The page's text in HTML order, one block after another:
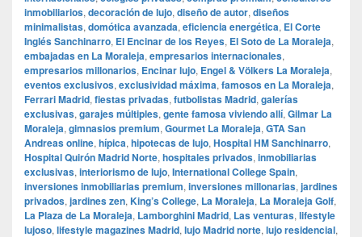
inmobiliarios, decoración de lujo, diseño de autor, diseños
minimalistas, domótica avanzada, eficiencia energética, El Corte
Inglés Sanchinarro, El Encinar de los Reyes, El Soto de La Moraleja,
embajadas en La Moraleja, empresarios internacionales,
empresarios millonarios, Encinar lujo, Engel & Völkers La Moraleja,
eventos exclusivos, exclusividad máxima, famosos en La Moraleja,
Ferrari Madrid, fiestas privadas, futbolistas Madrid, galerías
exclusivas, garajes múltiples, gente famosa viviendo allí, Gilmar La
Moraleja, gimnasios premium, Gourmet La Moraleja, GTA San
Andreas online, hípica, hipotecas de lujo, Hospital HM Sanchinarro,
Hospital Quirón Madrid Norte, hospitales privados, inmobiliarias
exclusivas, interiorismo de lujo, International College Spain,
inversiones inmobiliarias premium, inversiones millonarias, jardines
privados, jardines zen, King’s College, La Moraleja, La Moraleja Golf,
La Plaza de La Moraleja, Lamborghini Madrid, Las venturas, lifestyle
lujoso, lifestyle magazines Madrid, lujo Madrid norte, lujo residencial,